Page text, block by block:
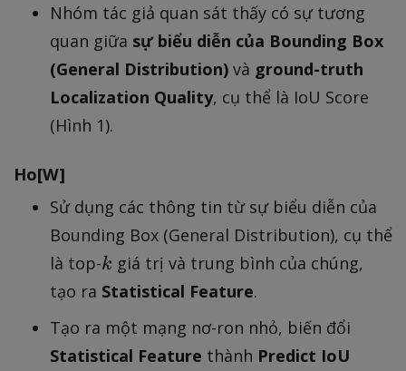
Nhóm tác giả quan sát thấy có sự tương
quan giữa sự biểu diễn của Bounding Box
(General Distribution) và ground-truth
Localization Quality, cụ thể là IoU Score
(Hình 1).
Ho[W]
Sử dụng các thông tin từ sự biểu diễn của
Bounding Box (General Distribution), cụ thể
là top-k
k giá trị và trung bình của chúng,
tạo ra Statistical Feature.
Tạo ra một mạng nơ-ron nhỏ, biến đổi
Statistical Feature thành Predict IoU